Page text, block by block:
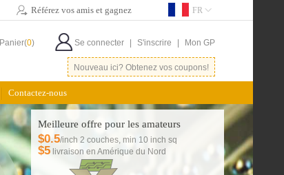
Référez vos amis et gagnez FR
Panier(0) Se connecter S'inscrire Mon GP
Nouveau ici? Obtenez vos coupons!
Contactez-nous
Meilleure offre pour les amateurs
$0.5/inch 2 couches, min 10 inch sq
$5 livraison en Amérique du Nord